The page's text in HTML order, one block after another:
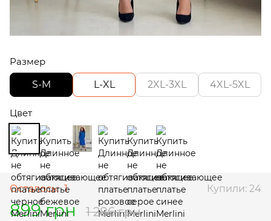
Размер
S-M
L-XL 2XL-3XL 4XL-5XL
Цвет
Осталось: 1 Купили: 24
899 грн 1 286 грн